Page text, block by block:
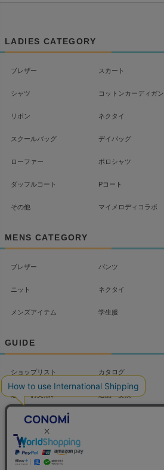
LADIES CATEGORY
ブレザー スカート
シャツ コットンカーディガン
リボン ネクタイ
スクールバッグ デイバッグ
ローファー ポロシャツ
ダッフルコート Pコート
その他 マイメロディコラボ
MENS CATEGORY
ブレザー パンツ
ニット ネクタイ
メンズアイテム 学生服
GUIDE
ショップリスト カタログ
送料・お支払い 返品・交換
お問い合わせ
プライバシーポリシー